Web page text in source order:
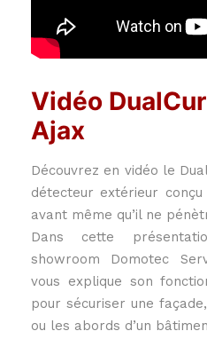
Vidéo
Ajax
Découvrez en vidéo le
détecteur extérieur
avant même qu’il ne
Dans cette
showroom Domotec
vous explique son
pour sécuriser une
ou les abords d’un